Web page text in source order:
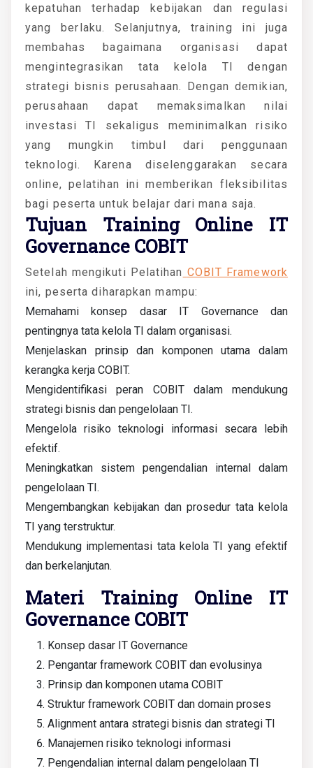
kepatuhan terhadap kebijakan dan regulasi
yang berlaku. Selanjutnya, training ini juga
membahas bagaimana organisasi dapat
mengintegrasikan tata kelola TI dengan
strategi bisnis perusahaan. Dengan demikian,
perusahaan dapat memaksimalkan nilai
investasi TI sekaligus meminimalkan risiko
yang mungkin timbul dari penggunaan
teknologi. Karena diselenggarakan secara
online, pelatihan ini memberikan fleksibilitas
bagi peserta untuk belajar dari mana saja.
Tujuan Training Online IT
Governance COBIT
Setelah mengikuti Pelatihan COBIT Framework
ini, peserta diharapkan mampu:
Memahami konsep dasar IT Governance dan
pentingnya tata kelola TI dalam organisasi.
Menjelaskan prinsip dan komponen utama dalam
kerangka kerja COBIT.
Mengidentifikasi peran COBIT dalam mendukung
strategi bisnis dan pengelolaan TI.
Mengelola risiko teknologi informasi secara lebih
efektif.
Meningkatkan sistem pengendalian internal dalam
pengelolaan TI.
Mengembangkan kebijakan dan prosedur tata kelola
TI yang terstruktur.
Mendukung implementasi tata kelola TI yang efektif
dan berkelanjutan.
Materi Training Online IT
Governance COBIT
Konsep dasar IT Governance
Pengantar framework COBIT dan evolusinya
Prinsip dan komponen utama COBIT
Struktur framework COBIT dan domain proses
Alignment antara strategi bisnis dan strategi TI
Manajemen risiko teknologi informasi
Pengendalian internal dalam pengelolaan TI